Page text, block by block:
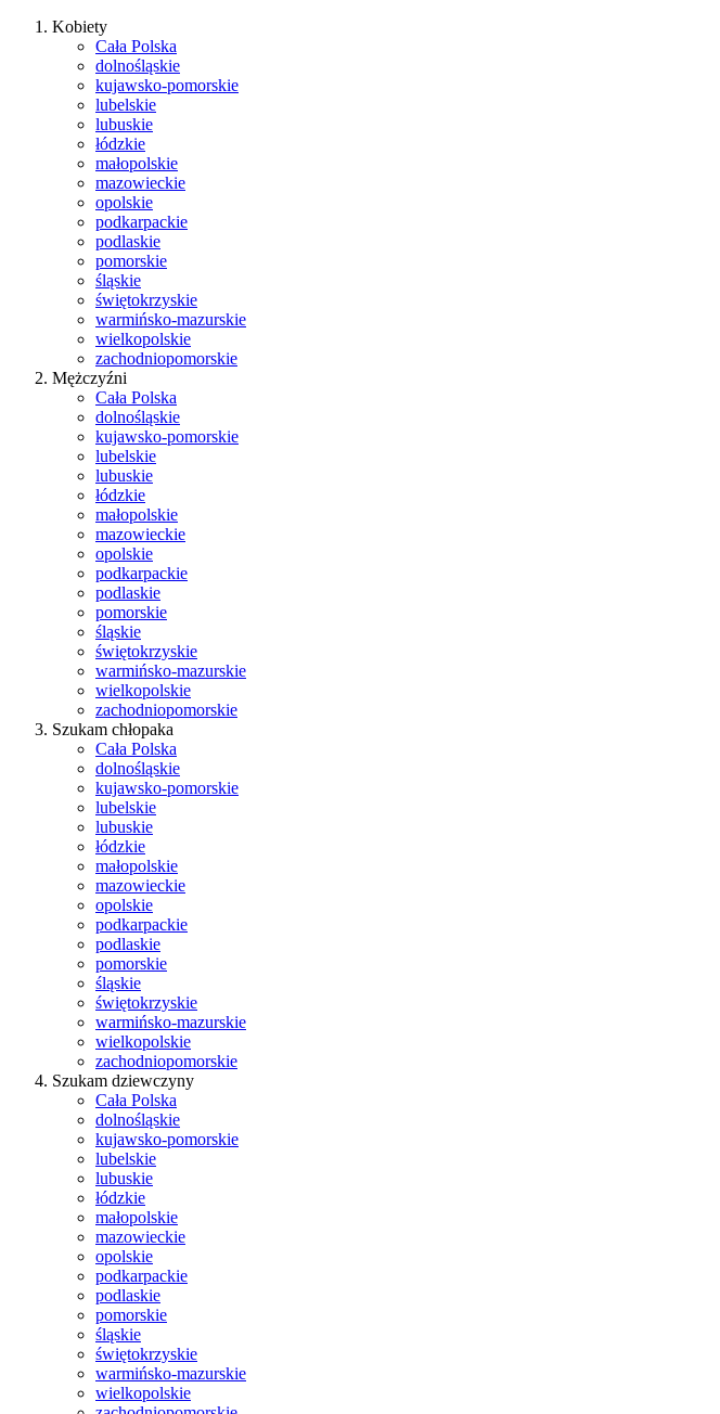
Kobiety
Cała Polska
dolnośląskie
kujawsko-pomorskie
lubelskie
lubuskie
łódzkie
małopolskie
mazowieckie
opolskie
podkarpackie
podlaskie
pomorskie
śląskie
świętokrzyskie
warmińsko-mazurskie
wielkopolskie
zachodniopomorskie
Mężczyźni
Cała Polska
dolnośląskie
kujawsko-pomorskie
lubelskie
lubuskie
łódzkie
małopolskie
mazowieckie
opolskie
podkarpackie
podlaskie
pomorskie
śląskie
świętokrzyskie
warmińsko-mazurskie
wielkopolskie
zachodniopomorskie
Szukam chłopaka
Cała Polska
dolnośląskie
kujawsko-pomorskie
lubelskie
lubuskie
łódzkie
małopolskie
mazowieckie
opolskie
podkarpackie
podlaskie
pomorskie
śląskie
świętokrzyskie
warmińsko-mazurskie
wielkopolskie
zachodniopomorskie
Szukam dziewczyny
Cała Polska
dolnośląskie
kujawsko-pomorskie
lubelskie
lubuskie
łódzkie
małopolskie
mazowieckie
opolskie
podkarpackie
podlaskie
pomorskie
śląskie
świętokrzyskie
warmińsko-mazurskie
wielkopolskie